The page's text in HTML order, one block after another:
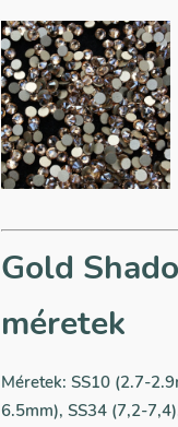
Gold
méretek
Méretek: SS10 (2.7-
6.5mm), SS34 (7,2-